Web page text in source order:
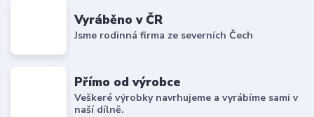
Vyráběno v ČR
Jsme rodinná firma ze severních Čech
Přímo od výrobce
Veškeré výrobky navrhujeme a vyrábíme sami v
naší dílně.